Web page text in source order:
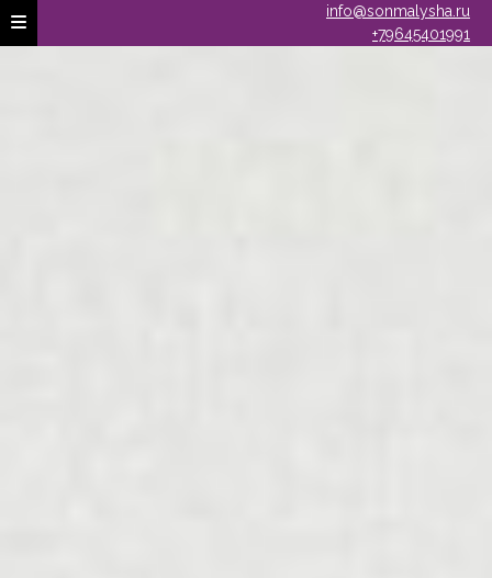
info@sonmalysha.ru
+79645401991